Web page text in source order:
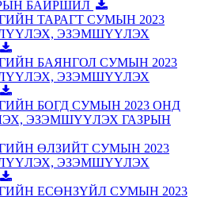
БАЙРШИЛ
ТАРАГТ СУМЫН 2023
ЭЗЭМШҮҮЛЭХ
БАЯНГОЛ СУМЫН 2023
ЭЗЭМШҮҮЛЭХ
БОГД СУМЫН 2023 ОНД
ЭЗЭМШҮҮЛЭХ ГАЗРЫН
ӨЛЗИЙТ СУМЫН 2023
ЭЗЭМШҮҮЛЭХ
ЕСӨНЗҮЙЛ СУМЫН 2023